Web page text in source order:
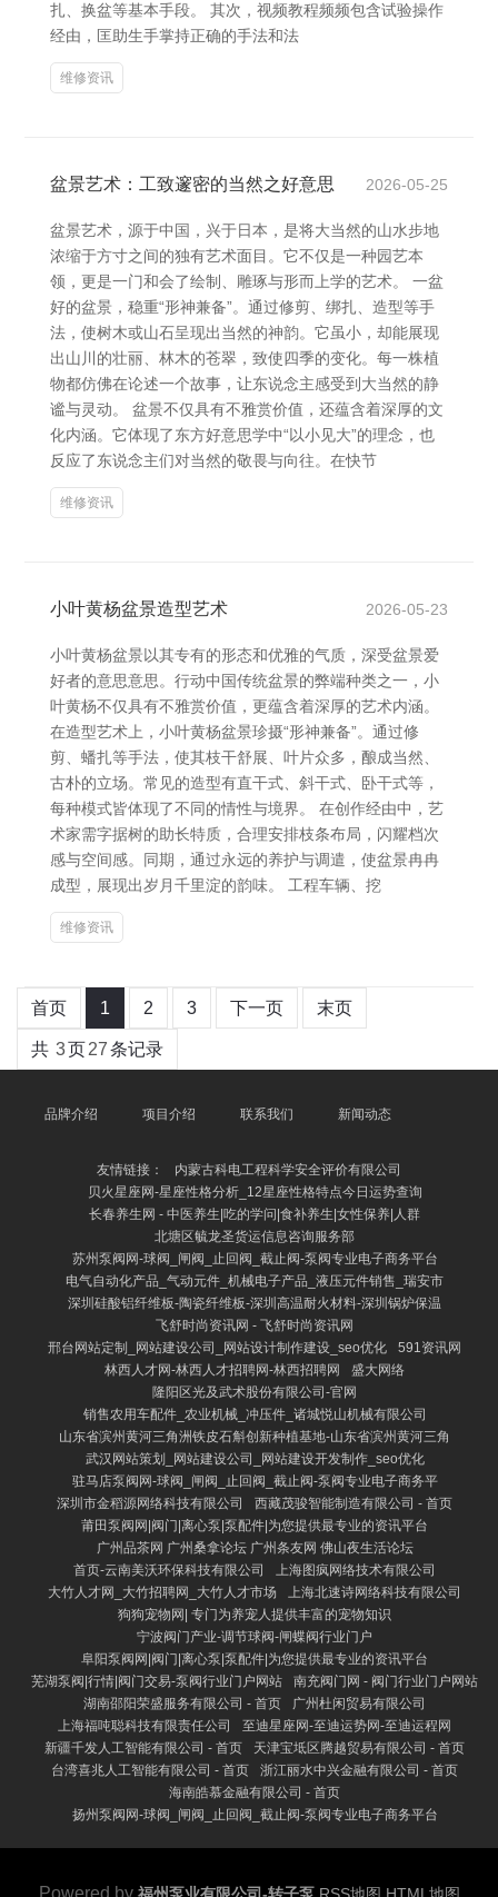
扎、换盆等基本手段。 其次，视频教程频频包含试验操作
经由，匡助生手掌持正确的手法和法
维修资讯
盆景艺术：工致邃密的当然之好意思 2026-05-25
盆景艺术，源于中国，兴于日本，是将大当然的山水步地
浓缩于方寸之间的独有艺术面目。它不仅是一种园艺本
领，更是一门和会了绘制、雕琢与形而上学的艺术。 一盆
好的盆景，稳重“形神兼备”。通过修剪、绑扎、造型等手
法，使树木或山石呈现出当然的神韵。它虽小，却能展现
出山川的壮丽、林木的苍翠，致使四季的变化。每一株植
物都仿佛在论述一个故事，让东说念主感受到大当然的静
谧与灵动。 盆景不仅具有不雅赏价值，还蕴含着深厚的文
化内涵。它体现了东方好意思学中“以小见大”的理念，也
反应了东说念主们对当然的敬畏与向往。在快节
维修资讯
小叶黄杨盆景造型艺术 2026-05-23
小叶黄杨盆景以其专有的形态和优雅的气质，深受盆景爱
好者的意思意思。行动中国传统盆景的弊端种类之一，小
叶黄杨不仅具有不雅赏价值，更蕴含着深厚的艺术内涵。
在造型艺术上，小叶黄杨盆景珍摄“形神兼备”。通过修
剪、蟠扎等手法，使其枝干舒展、叶片众多，酿成当然、
古朴的立场。常见的造型有直干式、斜干式、卧干式等，
每种模式皆体现了不同的情性与境界。 在创作经由中，艺
术家需字据树的助长特质，合理安排枝条布局，闪耀档次
感与空间感。同期，通过永远的养护与调遣，使盆景冉冉
成型，展现出岁月千里淀的韵味。 工程车辆、挖
维修资讯
首页 1 2 3 下一页 末页
共 3页27条记录
品牌介绍 项目介绍 联系我们 新闻动态
友情链接：
内蒙古科电工程科学安全评价有限公司
贝火星座网-星座性格分析_12星座性格特点今日运势查询
长春养生网 - 中医养生|吃的学问|食补养生|女性保养|人群
北塘区毓龙圣货运信息咨询服务部
苏州泵阀网-球阀_闸阀_止回阀_截止阀-泵阀专业电子商务平台
电气自动化产品_气动元件_机械电子产品_液压元件销售_瑞安市
深圳硅酸铝纤维板-陶瓷纤维板-深圳高温耐火材料-深圳锅炉保温
飞舒时尚资讯网 - 飞舒时尚资讯网
邢台网站定制_网站建设公司_网站设计制作建设_seo优化
591资讯网
林西人才网-林西人才招聘网-林西招聘网
盛大网络
隆阳区光及武术股份有限公司-官网
销售农用车配件_农业机械_冲压件_诸城悦山机械有限公司
山东省滨州黄河三角洲铁皮石斛创新种植基地-山东省滨州黄河三角
武汉网站策划_网站建设公司_网站建设开发制作_seo优化
驻马店泵阀网-球阀_闸阀_止回阀_截止阀-泵阀专业电子商务平
深圳市金稻源网络科技有限公司
西藏茂骏智能制造有限公司 - 首页
莆田泵阀网|阀门|离心泵|泵配件|为您提供最专业的资讯平台
广州品茶网 广州桑拿论坛 广州条友网 佛山夜生活论坛
首页-云南美沃环保科技有限公司
上海图疯网络技术有限公司
大竹人才网_大竹招聘网_大竹人才市场
上海北速诗网络科技有限公司
狗狗宠物网| 专门为养宠人提供丰富的宠物知识
宁波阀门产业-调节球阀-闸蝶阀行业门户
阜阳泵阀网|阀门|离心泵|泵配件|为您提供最专业的资讯平台
芜湖泵阀|行情|阀门交易-泵阀行业门户网站
南充阀门网 - 阀门行业门户网站
湖南邵阳荣盛服务有限公司 - 首页
广州杜闲贸易有限公司
上海福吨聪科技有限责任公司
至迪星座网-至迪运势网-至迪运程网
新疆千发人工智能有限公司 - 首页
天津宝坻区腾越贸易有限公司 - 首页
台湾喜兆人工智能有限公司 - 首页
浙江丽水中兴金融有限公司 - 首页
海南皓慕金融有限公司 - 首页
扬州泵阀网-球阀_闸阀_止回阀_截止阀-泵阀专业电子商务平台
Powered by